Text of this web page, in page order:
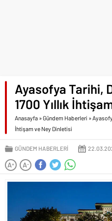
Ayasofya Tarihi,
1700 Yıllık
Anasayfa »Gündem Haberleri »
İhtişam ve Ney Dinletisi
GÜNDEM HABERLERI
A+ A-